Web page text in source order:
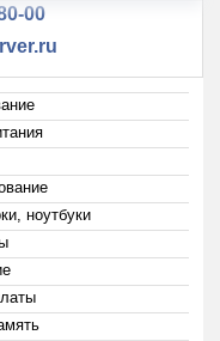
00
ноутбуки